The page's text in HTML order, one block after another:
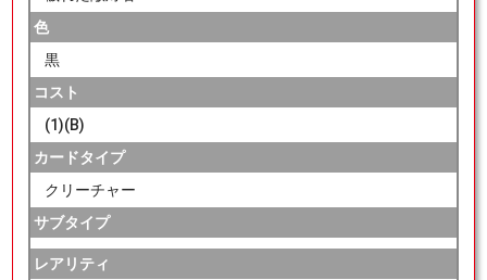
色
黒
コスト
(1)(B)
カードタイプ
クリーチャー
サブタイプ
レアリティ